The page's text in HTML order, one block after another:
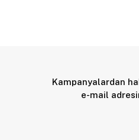
Kampanyalardan
e-mail